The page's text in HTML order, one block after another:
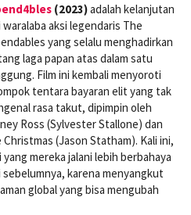
(2023)adalah kelanjutan
waralaba aksi legendaris The
yang selalu menghadirkan
laga papan atas dalam satu
Film ini kembali menyoroti
tentara bayaran elit yang tak
rasa takut, dipimpin oleh
Ross (Sylvester Stallone) dan
Christmas (Jason Statham). Kali ini,
yang mereka jalani lebih berbahaya
sebelumnya, karena menyangkut
global yang bisa mengubah